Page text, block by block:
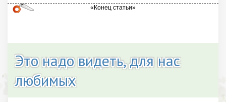
Это надо видеть, для нас
любимых